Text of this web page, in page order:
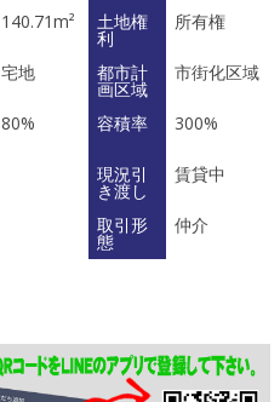
140.71m² 土地権
利
所有権
宅地 都市計
画区域
市街化区域
80% 容積率 300%
現況引
き渡し
賃貸中
取引形
態
仲介